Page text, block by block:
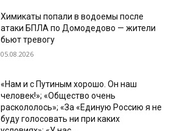
Химикаты попали в водоемы после
атаки БПЛА по Домодедово — жители
бьют тревогу
05.08.2026
«Нам и с Путиным хорошо. Он наш
человек!»; «Общество очень
раскололось»; «За «Единую Россию я не
буду голосовать ни при каких